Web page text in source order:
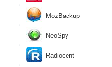
MozBackup
NeoSpy
Radiocent